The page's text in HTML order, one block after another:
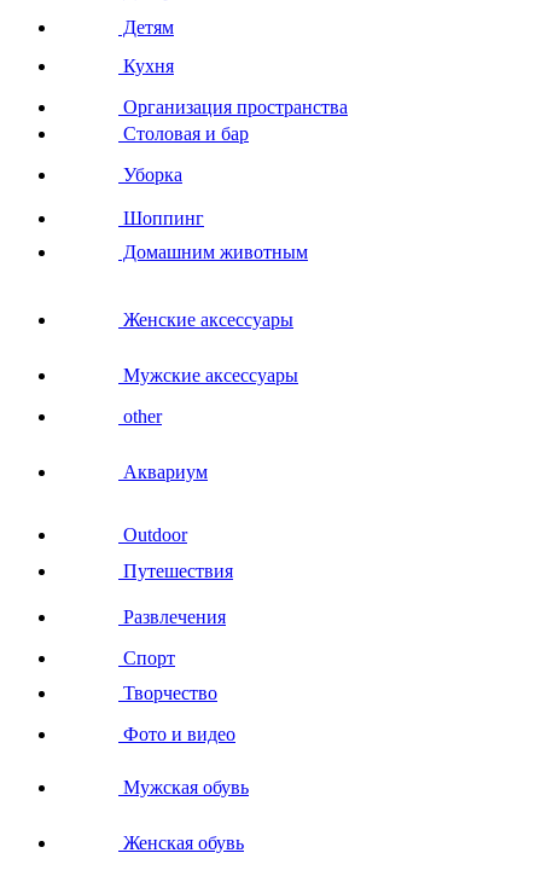
Детям
Кухня
Организация пространства
Столовая и бар
Уборка
Шоппинг
Домашним животным
Женские аксессуары
Мужские аксессуары
other
Аквариум
Outdoor
Путешествия
Развлечения
Спорт
Творчество
Фото и видео
Мужская обувь
Женская обувь